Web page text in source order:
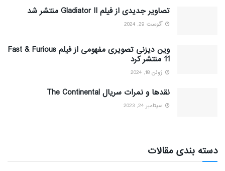
تصاویر جدیدی از فیلم Gladiator II منتشر شد
آگوست 29, 2024
وین دیزنی تصویری مفهومی از فیلم Fast & Furious
11 منتشر کرد
ژوئن 18, 2024
نقدها و نمرات سریال The Continental
سپتامبر 24, 2023
دسته بندی مقالات